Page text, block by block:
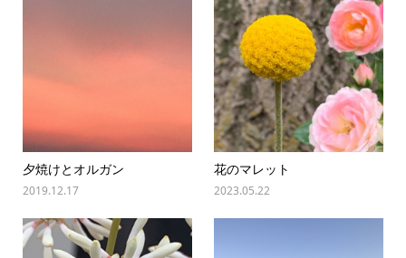
夕焼けとオルガン
2019.12.17
花のマレット
2023.05.22